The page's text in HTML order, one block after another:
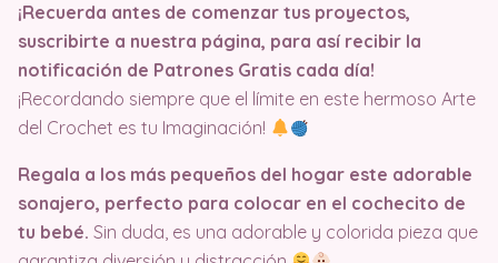
¡Recuerda antes de comenzar tus proyectos,
suscribirte a nuestra página, para así recibir la
notificación de Patrones Gratis cada día!
¡Recordando siempre que el límite en este hermoso Arte
del Crochet es tu Imaginación!
Regala a los más pequeños del hogar este adorable
sonajero, perfecto para colocar en el cochecito de
tu bebé. Sin duda, es una adorable y colorida pieza que